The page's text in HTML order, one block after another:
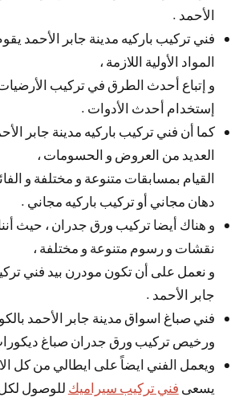
الأحمد .
فني تركيب باركيه مدينة جابر الأحمد
المواد الأولية اللازمة ،
و إتباع أحدث الطرق في تركيب
إستخدام أحدث الأدوات .
كما أن فني تركيب باركيه مدينة جابر
العديد من العروض و الحسومات ،
القيام بمسابقات متنوعة و مختلفة و
دهان مجاني أو تركيب باركيه مجاني .
و هناك أيضا تركيب ورق جدران ، حيث
نقشات و رسوم متنوعة و مختلفة ،
و نعمل على أن تكون مودرن بيد فني
جابر الأحمد .
فني صباغ اسواق مدينة جابر الأحمد
ورخيص تركيب ورق جدران صباغ
ويعمل الفني ايضاً على ايطالي من كل
يسعى فني تركيب سيراميك للوصول